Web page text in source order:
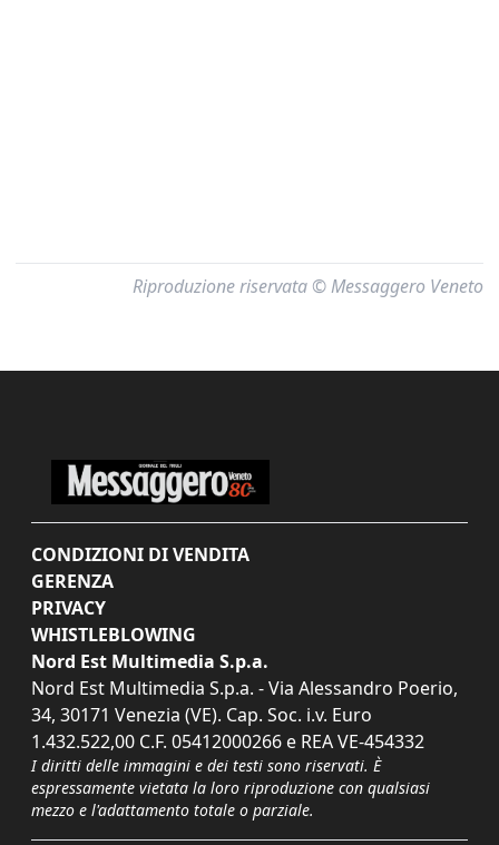
Riproduzione riservata © Messaggero Veneto
CONDIZIONI DI VENDITA
GERENZA
PRIVACY
WHISTLEBLOWING
Nord Est Multimedia S.p.a.
Nord Est Multimedia S.p.a. - Via Alessandro Poerio,
34, 30171 Venezia (VE). Cap. Soc. i.v. Euro
1.432.522,00 C.F. 05412000266 e REA VE-454332
I diritti delle immagini e dei testi sono riservati. È
espressamente vietata la loro riproduzione con qualsiasi
mezzo e l'adattamento totale o parziale.